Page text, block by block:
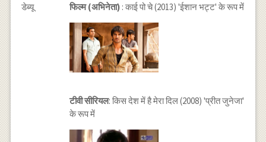
डेब्यू फिल्म (अभिनेता) : काई पो चे (2013) 'ईशान भट्ट' के रूप में
टीवी सीरियल: किस देश में है मेरा दिल (2008) 'प्रीत जुनेजा'
के रूप में